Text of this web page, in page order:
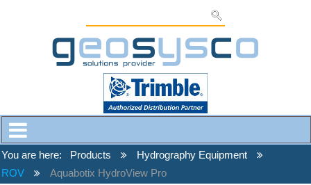
You are here: Products
Hydrography Equipment
ROV
Aquabotix HydroView Pro